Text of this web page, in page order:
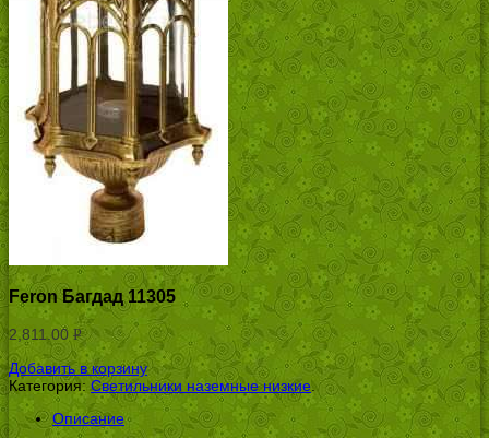
Feron Багдад 11305
2,811.00 Р
УБ.
Добавить в корзину
Категория: Светильники наземные низкие.
Описание